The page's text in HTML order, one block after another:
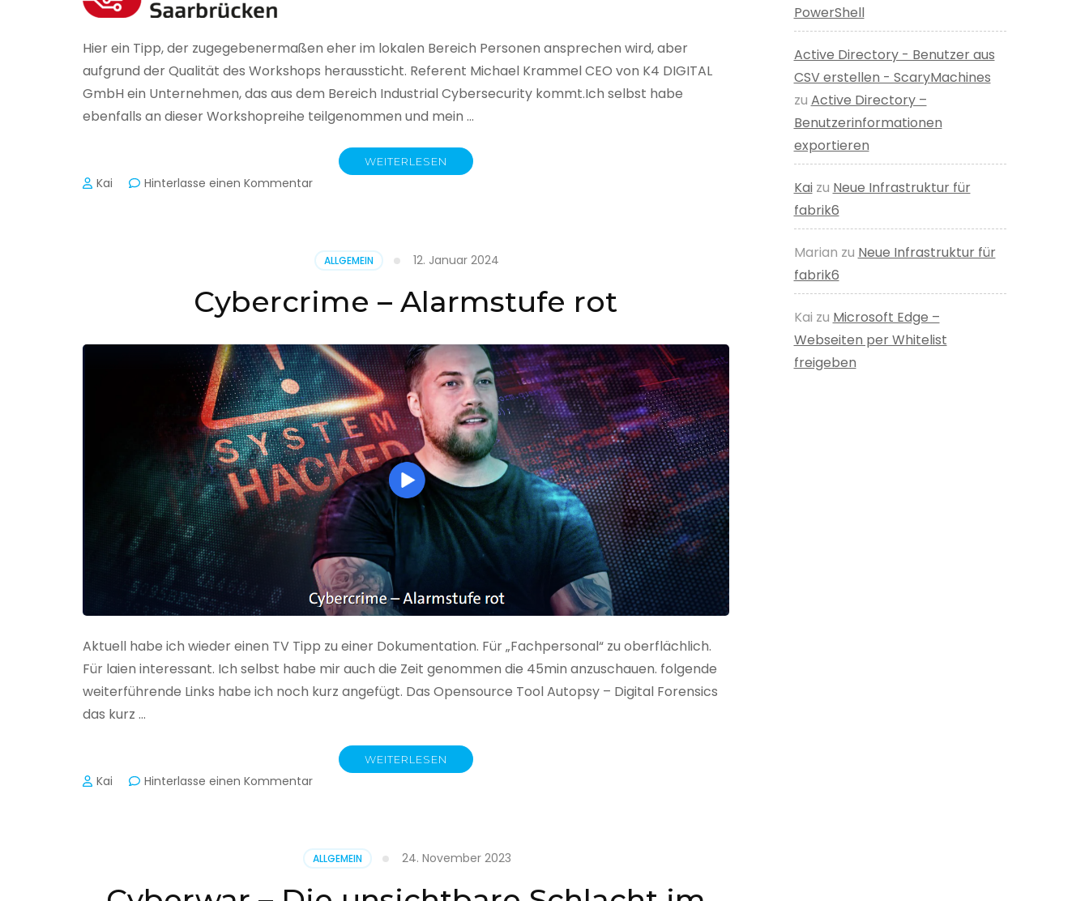
Hier ein Tipp, der zugegebenermaßen eher im lokalen Bereich Personen ansprechen wird, aber
aufgrund der Qualität des Workshops heraussticht. Referent Michael Krammel CEO von K4 DIGITAL
GmbH ein Unternehmen, das aus dem Bereich Industrial Cybersecurity kommt.Ich selbst habe
ebenfalls an dieser Workshopreihe teilgenommen und mein …
WEITERLESEN
Kai Hinterlasse einen Kommentarzu
der
Produktion
ALLGEMEIN 12. Januar 2024
Cybercrime – Alarmstufe rot
Aktuell habe ich wieder einen TV Tipp zu einer Dokumentation. Für „Fachpersonal“ zu oberflächlich.
Für laien interessant. Ich selbst habe mir auch die Zeit genommen die 45min anzuschauen. folgende
weiterführende Links habe ich noch kurz angefügt. Das Opensource Tool Autopsy – Digital Forensics
das kurz …
WEITERLESEN
Kai Hinterlasse einen Kommentarzu
rot
ALLGEMEIN 24. November 2023
PowerShell
Active Directory - Benutzer aus
CSV erstellen - ScaryMachines
zu Active Directory –
Benutzerinformationen
exportieren
Kaizu Neue Infrastruktur für
fabrik6
Marian zu Neue Infrastruktur für
fabrik6
Kai zu Microsoft Edge –
Webseiten per Whitelist
freigeben